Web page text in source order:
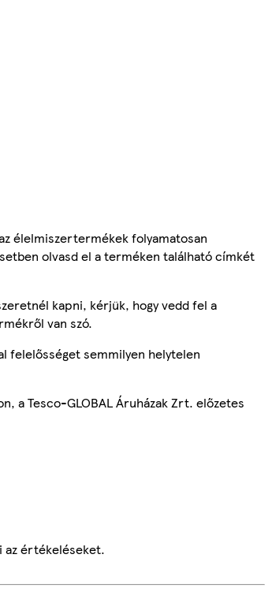
élelmiszertermékek folyamatosan
olvasd el a terméken található címkét
kapni, kérjük, hogy vedd fel a
van szó.
felelősséget semmilyen helytelen
a Tesco-GLOBAL Áruházak Zrt. előzetes
az értékeléseket.